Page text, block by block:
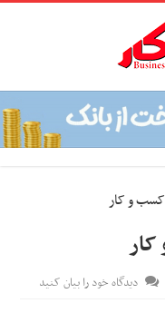
دیدگاه خود را بیان کنید